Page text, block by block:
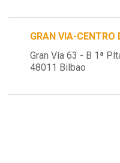
GRAN VIA-CENTRO
Gran Vía 63 - B 1ª
48011 Bilbao